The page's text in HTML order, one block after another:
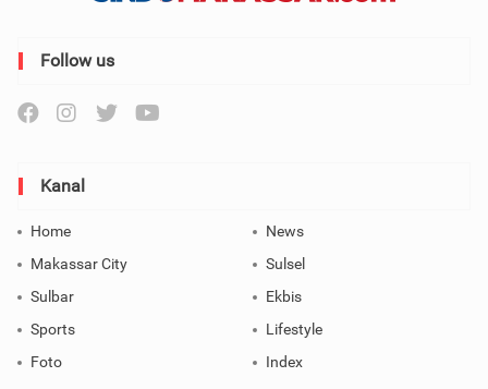
Follow us
Kanal
Home
News
Makassar City
Sulsel
Sulbar
Ekbis
Sports
Lifestyle
Foto
Index